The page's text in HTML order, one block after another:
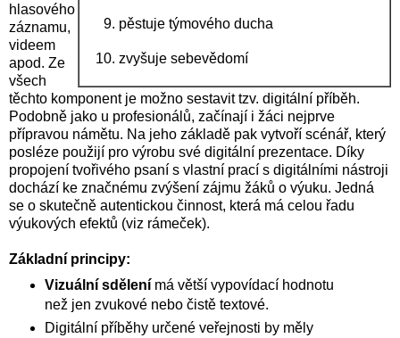
pěstuje týmového ducha
zvyšuje sebevědomí
hlasového
záznamu,
videem
apod. Ze
všech
těchto komponent je možno sestavit tzv. digitální příběh.
Podobně jako u profesionálů, začínají i žáci nejprve
přípravou námětu. Na jeho základě pak vytvoří scénář, který
posléze použijí pro výrobu své digitální prezentace. Díky
propojení tvořivého psaní s vlastní prací s digitálními nástroji
dochází ke značnému zvýšení zájmu žáků o výuku. Jedná
se o skutečně autentickou činnost, která má celou řadu
výukových efektů (viz rámeček).
Základní principy:
Vizuální sdělenímá větší vypovídací hodnotu
než jen zvukové nebo čistě textové.
Digitální příběhy určené veřejnosti by měly